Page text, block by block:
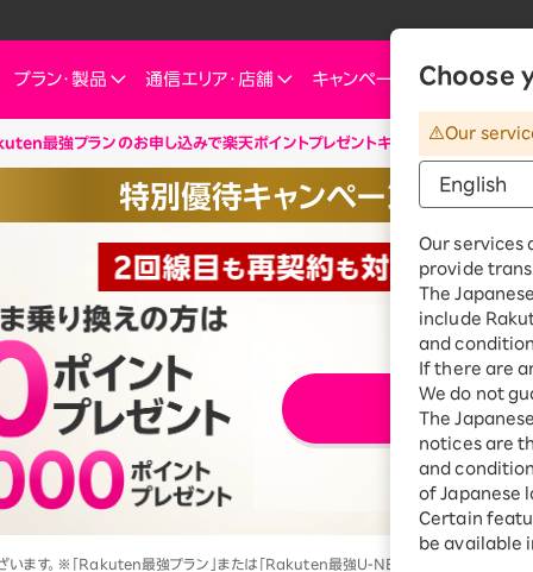
プラン・製品
ュレーション
ーター
認定中古
ンサービス
SIM
eSIM
デュアルSIM
ご利用製品の対応確認
インターネット・電
料金プラン
楽天ひかり
料金プラン
楽天でんき
料金プラン
おうちのネッ
Turboとひかり、ど
通信エリア・ 店舗
エリア
スマートフォン
Rakuten Turbo
ご来店のお客様へ
ショップ（店舗）
キャンペーン
トフォン
申し込みキャンペーン
れからお申し込み・製品購入をする方
利用特典・キャンペーン
天モバイルをご利用中の方向けおトク情報
インターネット・電気
Rakuten Turbo
楽天ひかり
お知らせ・
ご検討中の方へ
お申し込みガイド
なぜ今楽天モバイルなのか
お客様の声
スマホ活用術を学ぶ
お客様
楽
Choose
Our
Our services
provide
The
include
and
If there are
We do not
The
notices are
and
of Japanese
Certain
be available
最強プランのお申し込みで楽天ポイントプレゼントキャンペーン
特別優待キャンペーン
エ
います。※「Rakuten最強プラン」または「Rakuten最強U-NEXT」の利用開始と
契約の場合、2025年11月19日より1回線につき3,500円（税込3,850円、開通翌々月
始した2020年4月8日以降に契約されたすべての回線（解約済みの回線も含む）の合
ら